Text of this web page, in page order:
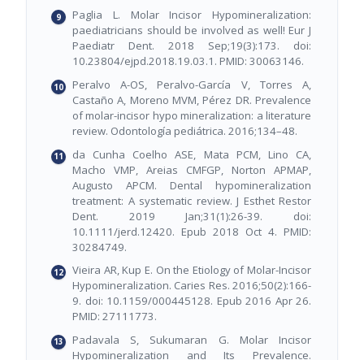
Paglia L. Molar Incisor Hypomineralization:
paediatricians should be involved as well! Eur J
Paediatr Dent. 2018 Sep;19(3):173. doi:
10.23804/ejpd.2018.19.03.1. PMID: 30063146.
Peralvo A-OS, Peralvo-García V, Torres A,
Castaño A, Moreno MVM, Pérez DR. Prevalence
of molar-incisor hypo mineralization: a literature
review. Odontología pediátrica. 2016;134–48.
da Cunha Coelho ASE, Mata PCM, Lino CA,
Macho VMP, Areias CMFGP, Norton APMAP,
Augusto APCM. Dental hypomineralization
treatment: A systematic review. J Esthet Restor
Dent. 2019 Jan;31(1):26-39. doi:
10.1111/jerd.12420. Epub 2018 Oct 4. PMID:
30284749.
Vieira AR, Kup E. On the Etiology of Molar-Incisor
Hypomineralization. Caries Res. 2016;50(2):166-
9. doi: 10.1159/000445128. Epub 2016 Apr 26.
PMID: 27111773.
Padavala S, Sukumaran G. Molar Incisor
Hypomineralization and Its Prevalence.